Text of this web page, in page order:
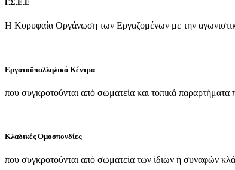
Γ.Σ.Ε.Ε
Η Κορυφαία Οργάνωση των Εργαζομένων με την
Εργατοϋπαλληλικά Κέντρα
που συγκροτούνται από σωματεία και τοπικά
Κλαδικές Ομοσπονδίες
που συγκροτούνται από σωματεία των ίδιων ή συναφών